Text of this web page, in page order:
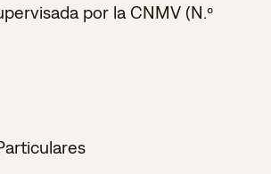
por la CNMV (N.º